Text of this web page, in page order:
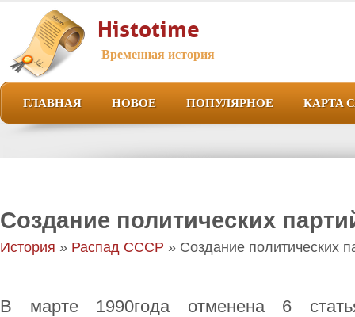
Histotime
Временная история
ГЛАВНАЯ НОВОЕ ПОПУЛЯРНОЕ КАРТА
Создание политических
История » Распад СССР » Создание политических
В марте 1990года отменена 6